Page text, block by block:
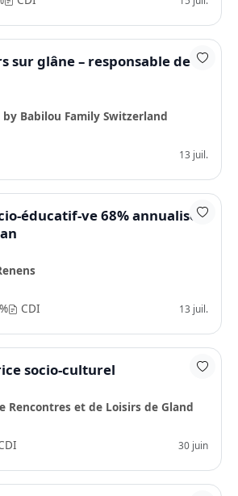
sur glâne – responsable de
by Babilou Family Switzerland
13 juil.
éducatif-ve 68% annualisé -
CDI 13 juil.
socio-culturel
Rencontres et de Loisirs de Gland
30 juin